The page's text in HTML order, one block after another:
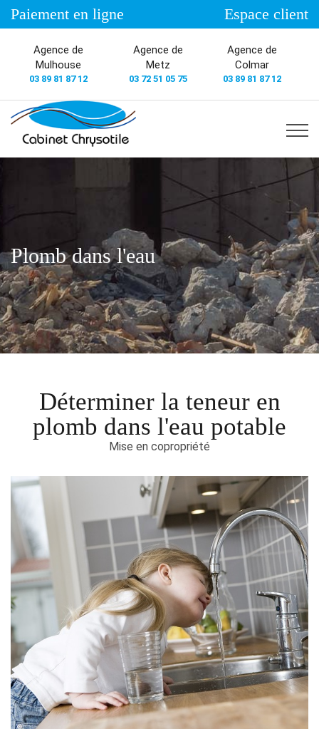
Paiement en ligne Espace client
Agence de
Mulhouse
03 89 81 87 12
Agence de
Metz
03 72 51 05 75
Agence de
Colmar
03 89 81 87 12
Plomb dans l'eau
Déterminer la teneur en
plomb dans l'eau potable
Mise en copropriété